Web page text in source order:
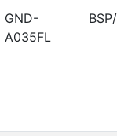
GND-
A035FL